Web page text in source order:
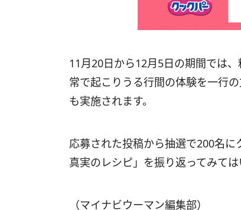
11月20日から12月5日の期間では
常で起こりうる行間の体験を一行
も実施されます。
応募された投稿から抽選で200名
真実のレシピ」を振り返ってみては
（マイナビウーマン編集部）